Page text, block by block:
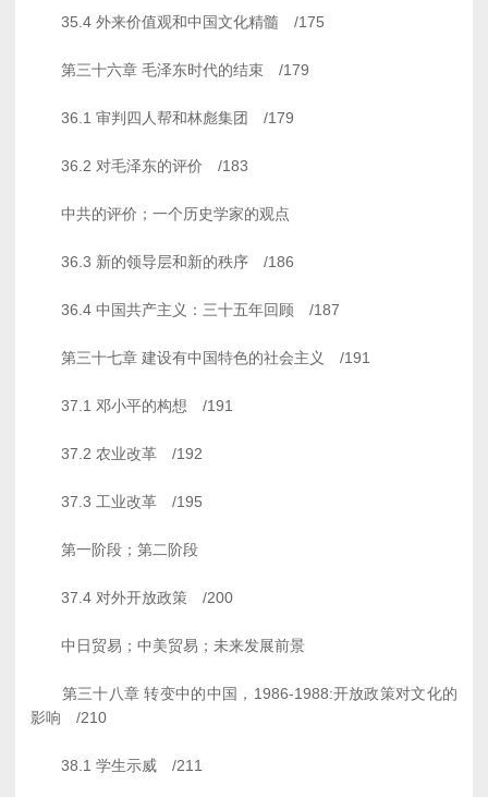
35.4 外来价值观和中国文化精髓 /175
第三十六章 毛泽东时代的结束 /179
36.1 审判四人帮和林彪集团 /179
36.2 对毛泽东的评价 /183
中共的评价；一个历史学家的观点
36.3 新的领导层和新的秩序 /186
36.4 中国共产主义：三十五年回顾 /187
第三十七章 建设有中国特色的社会主义 /191
37.1 邓小平的构想 /191
37.2 农业改革 /192
37.3 工业改革 /195
第一阶段；第二阶段
37.4 对外开放政策 /200
中日贸易；中美贸易；未来发展前景
第三十八章 转变中的中国，1986-1988:开放政策对文化的
影响 /210
38.1 学生示威 /211